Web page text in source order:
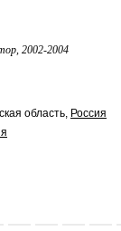
2002-2004
область, Россия